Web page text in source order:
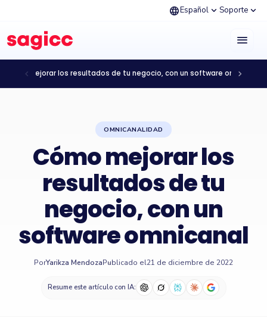
languageEspañol expand_more Soporte expand_more
menu
chevron_left
¿Cómo mejorar los resultados de tu negocio, con un software omnicanal?
chevron_right
OMNICANALIDAD
Cómo mejorar los
resultados de tu
negocio, con un
software omnicanal
PorYarikza MendozaPublicado el21 de diciembre de 2022
Resume este artículo con IA: